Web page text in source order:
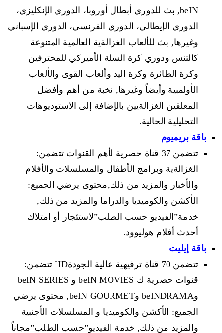
beIN, بث للدوري أبطال أوروبا، الدوري الإنكليزي،
الدوري الإيطالي، الدوري الفرنسي، الدوري الإسباني
وغيرها, بث للألعاب الغزالةية العالمية المتنوعة
كالتنس ودوري كرة السلة الأميركي للمحترفين
وكرة الطائرة وكرة اليد وألعاب القوى والألعاب
الأولمبية وأيضاً وغيرها, نخبة من أهم وأفضل
المعلقين الغزالةيين بالإضافة إلى الاستوديوهات
التحليلية الحالية.
باقة بريميوم
تتضمن 37 قناة حصرية لأهم القنوات تتضمن:
الغزالةية وبرامج الأطفال والمسلسلات والأفلام
والأخبار والمزيد من ذلك,محتوى يرضي الجميع:
الأكشن والكوميديا والدراما والمزيد من ذلك,
خدمة”الفيديو حسب الطلب”لاستئجار أو امتلاك
أحدث أفلام هوليوود.
باقة إيليت
تتضمن 70 قناة ترفيهية عالية الجودةHD تتضمن:
قنوات حصرية ك beIN MOVIES و beIN SERIES
وbeINDRAMA وbeIN GOURMET, محتوى يرضي
الجميع: الأكشن والكوميديا و المسلسلات الأجنبية
والمزيد من ذلك, خدمة الفيديو”حسب الطلب”مجاناً